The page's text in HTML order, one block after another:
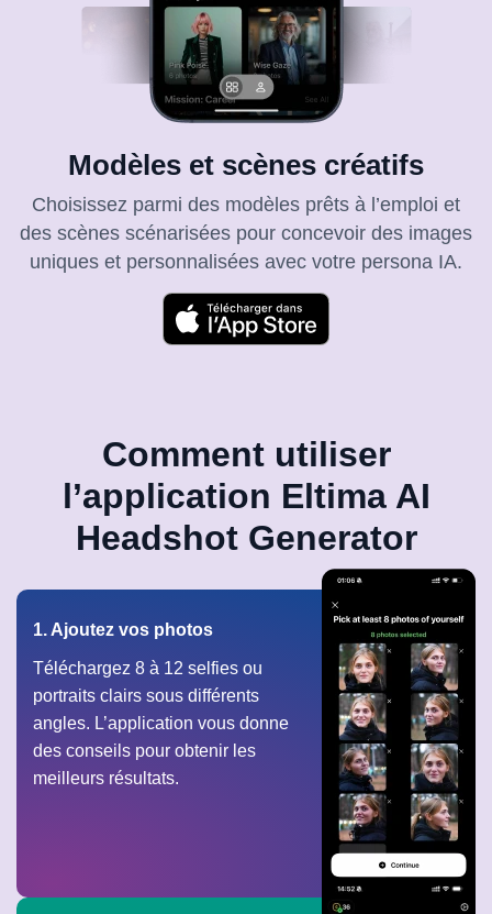
Modèles et scènes créatifs
Choisissez parmi des modèles prêts à l’emploi et
des scènes scénarisées pour concevoir des images
uniques et personnalisées avec votre persona IA.
Comment utiliser
l’application Eltima AI
Headshot Generator
1. Ajoutez vos photos
Téléchargez 8 à 12 selfies ou
portraits clairs sous différents
angles. L’application vous donne
des conseils pour obtenir les
meilleurs résultats.